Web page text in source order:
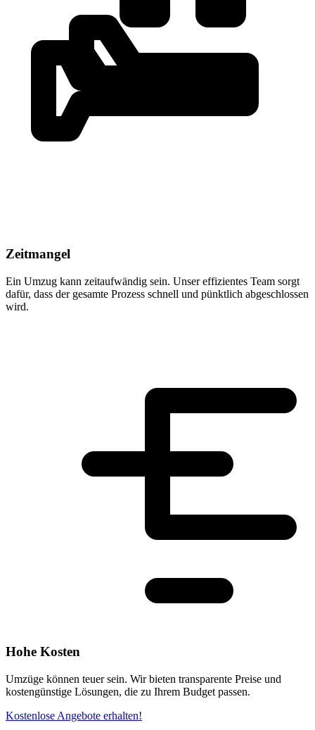
Zeitmangel
Ein Umzug kann zeitaufwändig sein. Unser effizientes Team sorgt
dafür, dass der gesamte Prozess schnell und pünktlich abgeschlossen
wird.
Hohe Kosten
Umzüge können teuer sein. Wir bieten transparente Preise und
kostengünstige Lösungen, die zu Ihrem Budget passen.
Kostenlose Angebote erhalten!